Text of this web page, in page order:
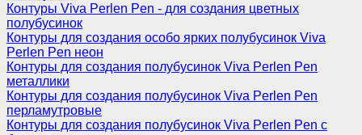
Контуры Viva Perlen Pen - для создания цветных
полубусинок
Контуры для создания особо ярких полубусинок Viva
Perlen Pen неон
Контуры для создания полубусинок Viva Perlen Pen
металлики
Контуры для создания полубусинок Viva Perlen Pen
перламутровые
Контуры для создания полубусинок Viva Perlen Pen с